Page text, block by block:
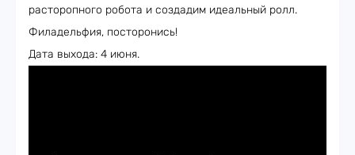
расторопного робота и создадим идеальный ролл.
Филадельфия, посторонись!
Дата выхода: 4 июня.